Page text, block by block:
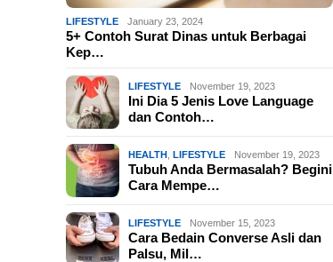
LIFESTYLE January 23, 2024
5+ Contoh Surat Dinas untuk Berbagai
Kep…
LIFESTYLE November 19, 2023
Ini Dia 5 Jenis Love Language
dan Contoh…
HEALTH ,LIFESTYLE November 19, 2023
Tubuh Anda Bermasalah? Begini
Cara Mempe…
LIFESTYLE November 15, 2023
Cara Bedain Converse Asli dan
Palsu, Mil…